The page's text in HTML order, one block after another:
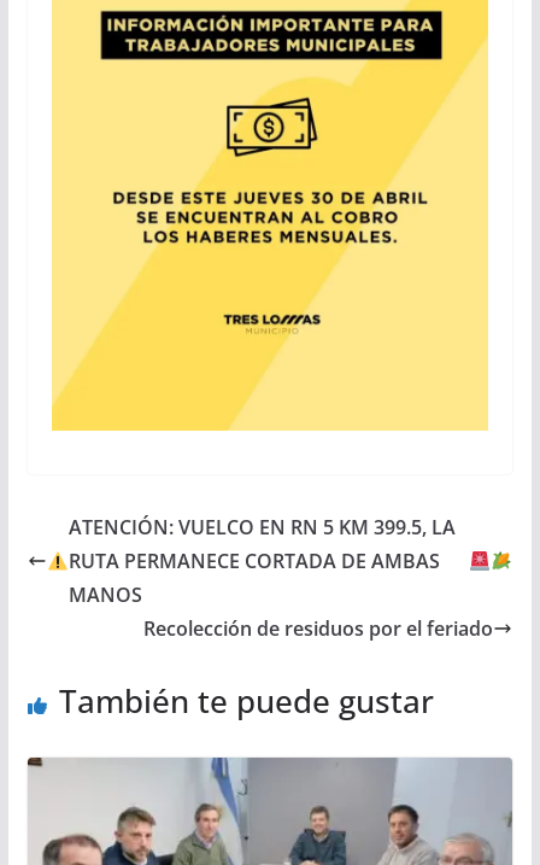
ATENCIÓN: VUELCO EN RN 5 KM 399.5, LA
RUTA PERMANECE CORTADA DE AMBAS
MANOS
Recolección de residuos por el feriado
También te puede gustar